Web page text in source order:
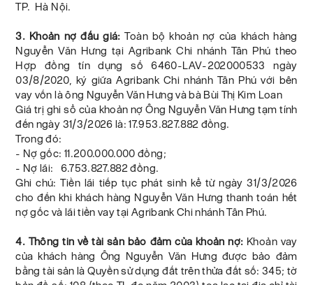
TP. Hà Nội.
3. Khoản nợ đấu giá: Toàn bộ khoản nợ của khách hàng
Nguyễn Văn Hưng tại Agribank Chi nhánh Tân Phú theo
Hợp đồng tín dụng số 6460-LAV-202000533 ngày
03/8/2020, ký giữa Agribank Chi nhánh Tân Phú với bên
vay vốn là ông Nguyễn Văn Hưng và bà Bùi Thị Kim Loan
Giá trị ghi sổ của khoản nợ Ông Nguyễn Văn Hưng tạm tính
đến ngày 31/3/2026 là: 17.953.827.882 đồng.
Trong đó:
- Nợ gốc: 11.200.000.000 đồng;
- Nợ lãi: 6.753.827.882 đồng.
Ghi chú: Tiền lãi tiếp tục phát sinh kể từ ngày 31/3/2026
cho đến khi khách hàng Nguyễn Văn Hưng thanh toán hết
nợ gốc và lãi tiền vay tại Agribank Chi nhánh Tân Phú.
4. Thông tin về tài sản bảo đảm của khoản nợ: Khoản vay
của khách hàng Ông Nguyễn Văn Hưng được bảo đảm
bằng tài sản là Quyền sử dụng đất trên thửa đất số: 345; tờ